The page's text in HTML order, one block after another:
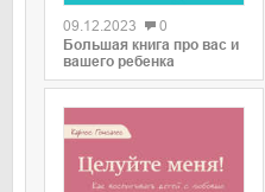
09.12.2023
0
Большая книга про вас и
вашего ребенка